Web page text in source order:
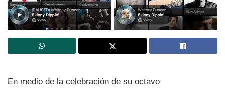
En medio de la celebración de su octavo